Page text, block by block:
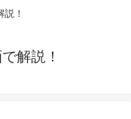
！
解説！